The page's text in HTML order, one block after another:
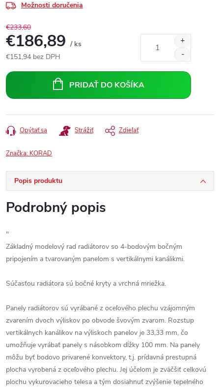
Možnosti doručenia
€233,60
€186,89 / ks
€151,94 bez DPH
cena:
PRIDAŤ DO KOŠÍKA
Opýtať sa Strážiť Zdieľať
Značka: KORAD
Popis produktu
Podrobný popis
"
Základný modelový rad radiátorov so 4-bodovým bočným
pripojením a tvarovaným panelom s vertikálnymi kanálikmi.
Súčasťou radiátora sú bočné kryty a vrchná mriežka.
Panely radiátorov sú vyrábané z oceľového plechu vzájomným
zvarením dvoch výliskov po obvode švovým zvarom. Rozstup
vertikálnych kanálikov na výliskoch panelov je 33,33 mm, čo
umožňuje vyrábať panely s násobkom dĺžky 100 mm. Na panely
môžu byť bodovo privarené konvektory, t.j. prídavná prestupná
plocha vyrobená z oceľového plechu. Jej účelom je zväčšiť celkovú
plochu vykurovacieho telesa a tým dosiahnuť zvýšenie tepelného